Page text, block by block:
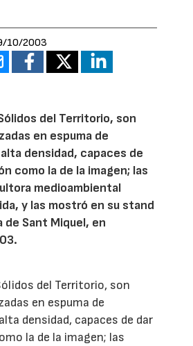
10/2003
del Territorio, son
en espuma de
densidad, capaces de
como la de la imagen; las
medioambiental
y las mostró en su stand
de Sant Miquel, en
del Territorio, son
en espuma de
densidad, capaces de dar
la de la imagen; las